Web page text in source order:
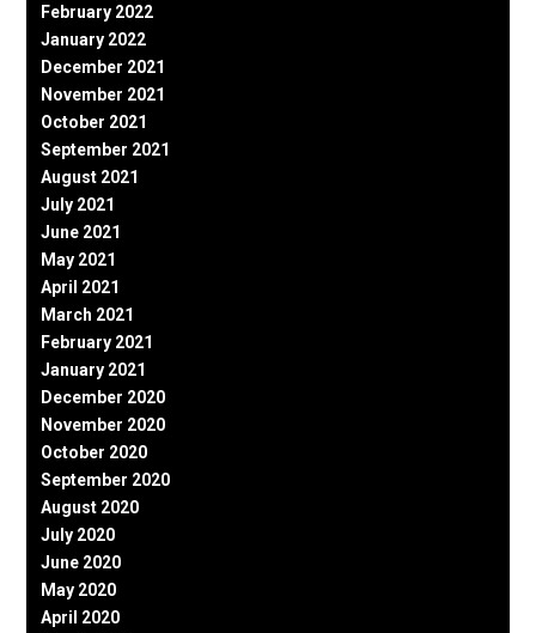
February 2022
January 2022
December 2021
November 2021
October 2021
September 2021
August 2021
July 2021
June 2021
May 2021
April 2021
March 2021
February 2021
January 2021
December 2020
November 2020
October 2020
September 2020
August 2020
July 2020
June 2020
May 2020
April 2020